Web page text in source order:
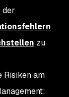
der
zu
Risiken am